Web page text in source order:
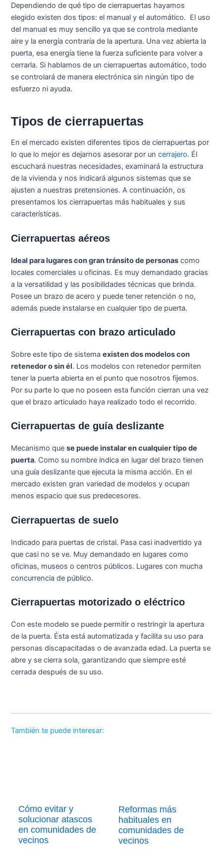
Dependiendo de qué tipo de cierrapuertas hayamos
elegido existen dos tipos: el manual y el automático. El uso
del manual es muy sencillo ya que se controla mediante
aire y la energía contraría de la apertura. Una vez abierta la
puerta, esa energía tiene la fuerza suficiente para volver a
cerrarla. Si hablamos de un cierrapuertas automático, todo
se controlará de manera electrónica sin ningún tipo de
esfuerzo ni ayuda.
Tipos de cierrapuertas
En el mercado existen diferentes tipos de cierrapuertas por
lo que lo mejor es dejarnos asesorar por uncerrajero. Él
escuchará nuestras necesidades, examinará la estructura
de la vivienda y nos indicará algunos sistemas que se
ajusten a nuestras pretensiones. A continuación, os
presentamos los cierrapuertas más habituales y sus
características.
Cierrapuertas aéreos
Ideal para lugares con gran tránsito de personas como
locales comerciales u oficinas. Es muy demandado gracias
a la versatilidad y las posibilidades técnicas que brinda.
Posee un brazo de acero y puede tener retención o no,
además puede instalarse en cualquier tipo de puerta.
Cierrapuertas con brazo articulado
Sobre este tipo de sistemaexisten dos modelos con
retenedor o sin él. Los modelos con retenedor permiten
tener la puerta abierta en el punto que nosotros fijemos.
Por su parte lo que no poseen esta función cierran una vez
que el brazo articulado haya realizado todo el recorrido.
Cierrapuertas de guía deslizante
Mecanismo quese puede instalar en cualquier tipo de
puerta. Como su nombre indica en lugar del brazo tienen
una guía deslizante que ejecuta la misma acción. En el
mercado existen gran variedad de modelos y ocupan
menos espacio que sus predecesores.
Cierrapuertas de suelo
Indicado para puertas de cristal. Pasa casi inadvertido ya
que casi no se ve. Muy demandado en lugares como
oficinas, museos o centros públicos. Lugares con mucha
concurrencia de público.
Cierrapuertas motorizado o eléctrico
Con este modelo se puede permitir o restringir la apertura
de la puerta. Ésta está automatizada y facilita su uso para
personas discapacitadas o de avanzada edad. La puerta se
abre y se cierra sola, garantizando que siempre esté
cerrada después de su uso.
También te puede interesar:
Cómo evitar y
solucionar atascos
en comunidades de
vecinos
Reformas más
habituales en
comunidades de
vecinos